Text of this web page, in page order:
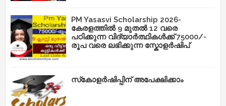
PM Yasasvi Scholarship 2026-
കേരളത്തിൽ 9 മുതൽ 12 വരെ
പഠിക്കുന്ന വിദ്യാർത്ഥികൾക്ക് 75000/-
രൂപ വരെ ലഭിക്കുന്ന സ്കോളർഷിപ്
സ്‌കോളർഷിപ്പിന് അപേക്ഷിക്കാം